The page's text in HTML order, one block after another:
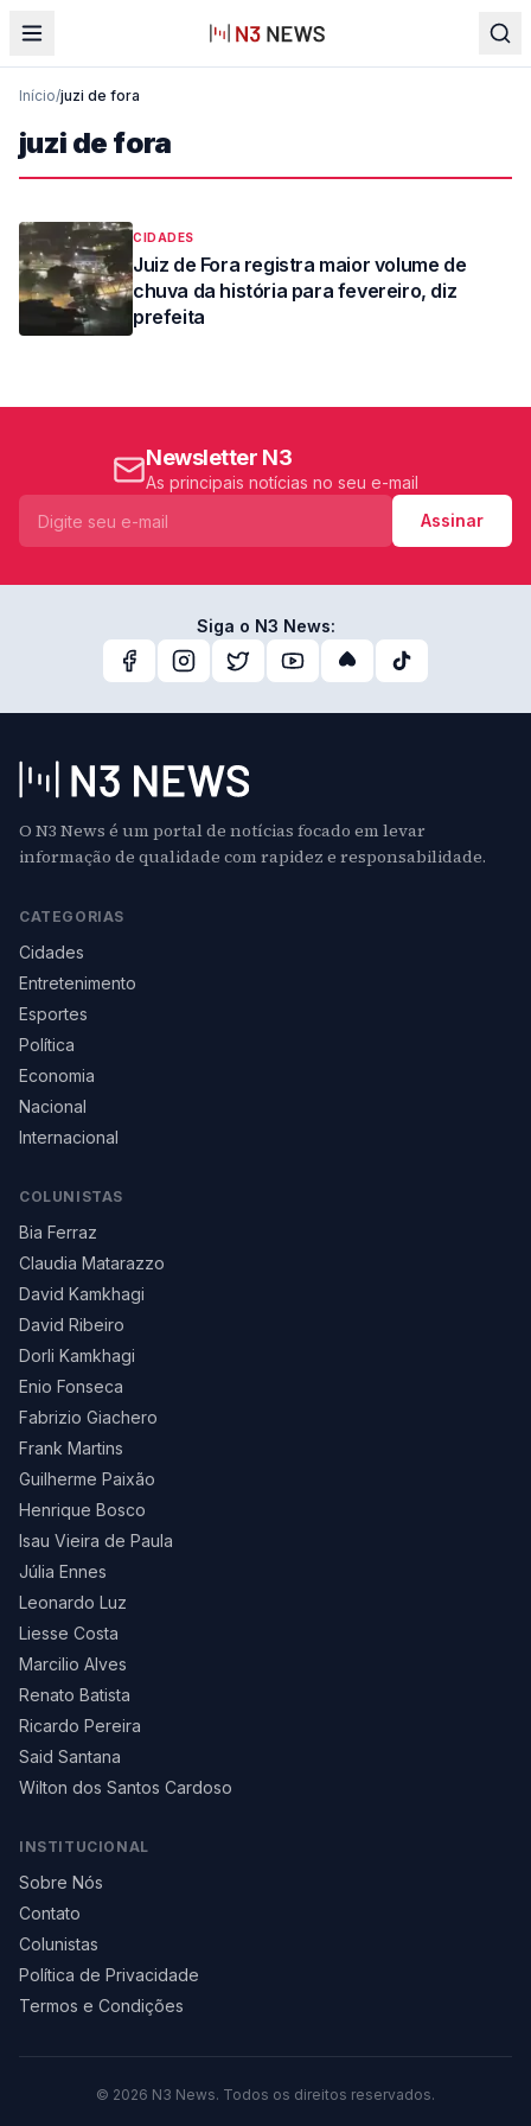
Início/juzi de fora
juzi de fora
CIDADES
Juiz de Fora registra maior volume de
chuva da história para fevereiro, diz
prefeita
Newsletter N3
As principais notícias no seu e-mail
Assinar
Siga o N3 News:
O N3 News é um portal de notícias focado em levar
informação de qualidade com rapidez e responsabilidade.
CATEGORIAS
Cidades
Entretenimento
Esportes
Política
Economia
Nacional
Internacional
COLUNISTAS
Bia Ferraz
Claudia Matarazzo
David Kamkhagi
David Ribeiro
Dorli Kamkhagi
Enio Fonseca
Fabrizio Giachero
Frank Martins
Guilherme Paixão
Henrique Bosco
Isau Vieira de Paula
Júlia Ennes
Leonardo Luz
Liesse Costa
Marcilio Alves
Renato Batista
Ricardo Pereira
Said Santana
Wilton dos Santos Cardoso
INSTITUCIONAL
Sobre Nós
Contato
Colunistas
Política de Privacidade
Termos e Condições
© 2026 N3 News. Todos os direitos reservados.